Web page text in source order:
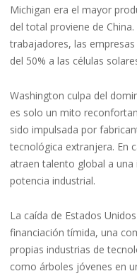
Michigan era el mayor
del total proviene de
trabajadores, las
del 50% a las células
Washington culpa del
es solo un mito
sido impulsada por
tecnológica extranjera. En
atraen talento global a
potencia industrial.
La caída de Estados
financiación tímida, una
propias industrias de
como árboles jóvenes en